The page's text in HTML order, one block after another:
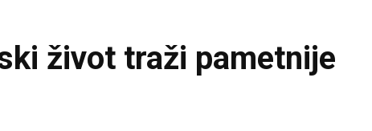
život traži pametnije